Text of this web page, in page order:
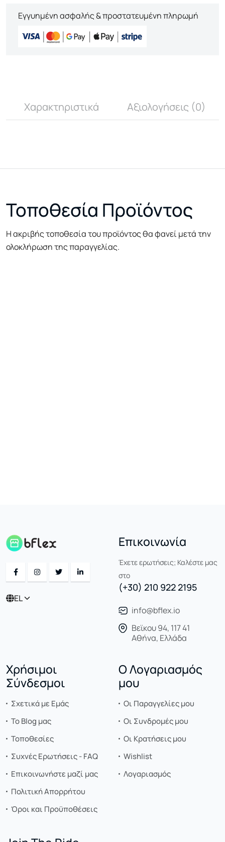
Εγγυημένη ασφαλής & προστατευμένη πληρωμή
Χαρακτηριστικά Αξιολογήσεις (0)
Τοποθεσία Προϊόντος
Η ακριβής τοποθεσία του προϊόντος θα φανεί μετά την
ολοκλήρωση της παραγγελίας.
EL
Επικοινωνία
Έχετε ερωτήσεις; Καλέστε μας
στο
(+30) 210 922 2195
info@bflex.io
Βεϊκου 94, 117 41
Αθήνα, Ελλάδα
Χρήσιμοι
Σύνδεσμοι
Σχετικά με Εμάς
Το Blog μας
Τοποθεσίες
Συχνές Ερωτήσεις - FAQ
Επικοινωνήστε μαζί μας
Πολιτική Απορρήτου
Όροι και Προϋποθέσεις
Ο Λογαριασμός
μου
Οι Παραγγελίες μου
Οι Συνδρομές μου
Οι Κρατήσεις μου
Wishlist
Λογαριασμός